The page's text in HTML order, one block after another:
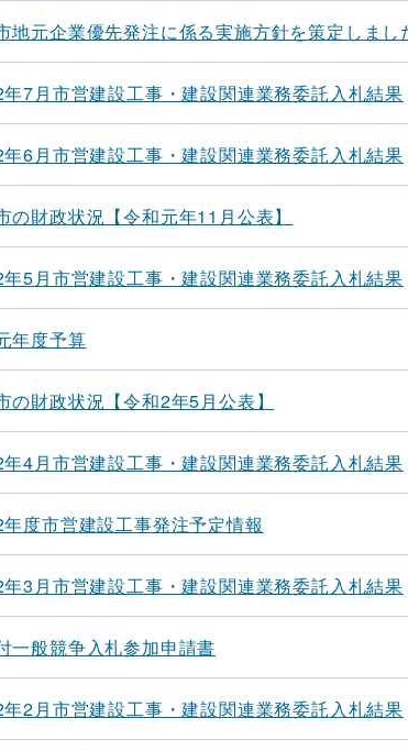
地元企業優先発注に係る実施方針を策定しまし
7月市営建設工事・建設関連業務委託入札結果
6月市営建設工事・建設関連業務委託入札結果
の財政状況【令和元年11月公表】
5月市営建設工事・建設関連業務委託入札結果
年度予算
の財政状況【令和2年5月公表】
4月市営建設工事・建設関連業務委託入札結果
度市営建設工事発注予定情報
3月市営建設工事・建設関連業務委託入札結果
一般競争入札参加申請書
2月市営建設工事・建設関連業務委託入札結果